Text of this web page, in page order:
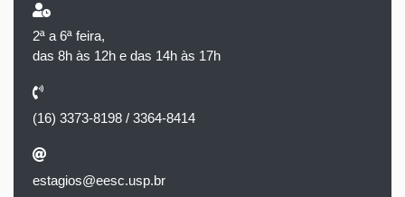
2ª a 6ª feira,
das 8h às 12h e das 14h às 17h
(16) 3373-8198 / 3364-8414
estagios@eesc.usp.br